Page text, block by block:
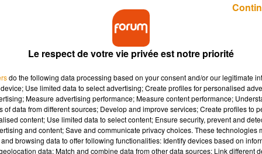
"The Morning Show", vient tout juste de dévoiler
des fans !
dans la sérieThe Morning Show, diffusée dèscet automne sur
mars dernier, cette toute première série originale créée par
nous en apprend enfin plus sur le récit de ce nouveau projet
Le respect de votre vie privée est notre priorité
do the following data processing based on your consent and/or our legitimate
Use limited data to select advertising; Create profiles for personalised
Measure advertising performance; Measure content performance;
of data from different sources; Develop and improve services; Create profiles to
content; Use limited data to select content; Ensure security, prevent and
and content; Save and communicate privacy choices. These technologies
browsing data to offer following functionalities: Identify devices based on
data; Match and combine data from other data sources; Link different